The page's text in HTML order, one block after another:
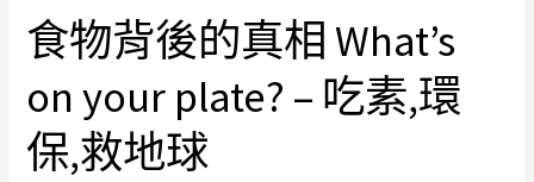
–
吃
素,
保,
食物背後的真相 What’s
on your plate? – 吃素,環
保,救地球
食
物
背
的